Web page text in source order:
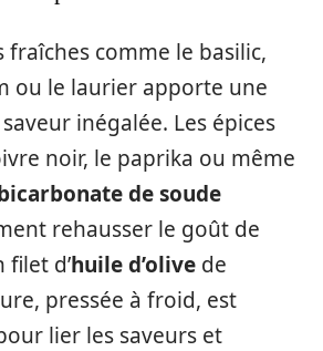
fraîches comme le basilic,
ou le laurier apporte une
inégalée. Les épices
noir, le paprika ou même
de soude
rehausser le goût de
filet d’huile d’olive de
pressée à froid, est
lier les saveurs et